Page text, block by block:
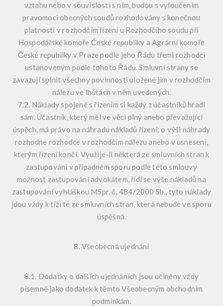
vztahu nebo v souvislosti s ním, budou s vyloučením
pravomoci obecných soudů rozhodovány s konečnou
platností v rozhodčím řízení u Rozhodčího soudu při
Hospodářské komoře České republiky a Agrární komoře
České republiky v Praze podle jeho Řádu třemi rozhodci
ustanoveným podle tohoto Řádu. Smluvní strany se
zavazují splnit všechny povinnosti uložené jim v rozhodčím
nálezu ve lhůtách v něm uvedených.
7.2. Náklady spojené s řízením si každý z účastníků hradí
sám. Účastník, který měl ve věci plný anebo převažující
úspěch, má právo na náhradu nákladů řízení; o výši náhrady
rozhodne rozhodce v rozhodčím nálezu anebo v usnesení,
kterým řízení končí. Využije-li některá ze smluvních stran k
zastupování v případném sporu podle této smlouvy
možnost zastupování advokátem, řídí se výše nákladů na
zastupování vyhláškou MSpr. č. 484/2000 Sb., tyto náklady
jdou vždy k tíži té ze smluvních stran, která nebude ve sporu
úspěšná.
8. Všeobecná ujednání
8.1. Dodatky o dalších ujednáních jsou učiněny vždy
písemně jako dodatek k těmto Všeobecným obchodním
podmínkám.